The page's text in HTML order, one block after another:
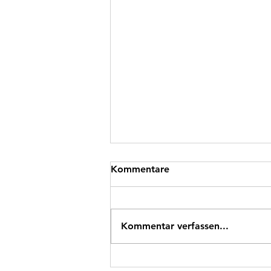
Kommentare
Kommentar verfassen...